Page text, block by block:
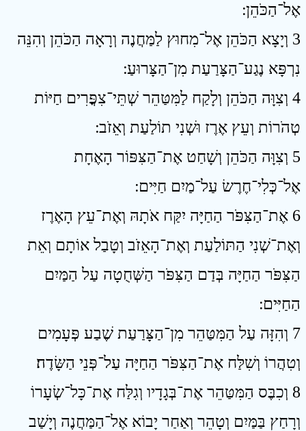
אֶל־הַכֹּהֵן ׃
3 וְיָצָא הַכֹּהֵן אֶל־מִחוּץ לַמַּחֲנֶה וְרָאָה הַכֹּהֵן וְהִנֵּה
נִרְפָּא נֶגַע־הַצָּרַעַת מִן־הַצָּרוּעַ ׃
4 וְצִוָּה הַכֹּהֵן וְלָקַח לַמִּטַּהֵר שְׁתֵּי־צִפֳּרִים חַיּוֹת
טְהֹרוֹת וְעֵץ אֶרֶז וּשְׁנִי תוֹלַעַת וְאֵזֹב ׃
5 וְצִוָּה הַכֹּהֵן וְשָׁחַט אֶת־הַצִּפּוֹר הָאֶחָת
אֶל־כְּלִי־חֶרֶשׂ עַל־מַיִם חַיִּים ׃
6 אֶת־הַצִּפֹּר הַחַיָּה יִקַּח אֹתָהּ וְאֶת־עֵץ הָאֶרֶז
וְאֶת־שְׁנִי הַתּוֹלַעַת וְאֶת־הָאֵזֹב וְטָבַל אוֹתָם וְאֵת
הַצִּפֹּר הַחַיָּה בְּדַם הַצִּפֹּר הַשְּׁחֻטָה עַל הַמַּיִם
הַחַיִּים ׃
7 וְהִזָּה עַל הַמִּטַּהֵר מִן־הַצָּרַעַת שֶׁבַע פְּעָמִים
וְטִהֲרוֹ וְשִׁלַּח אֶת־הַצִּפֹּר הַחַיָּה עַל־פְּנֵי הַשָּׂדֶה׃
8 וְכִבֶּס הַמִּטַּהֵר אֶת־בְּגָדָיו וְגִלַּח אֶת־כָּל־שְׂעָרוֹ
וְרָחַץ בַּמַּיִם וְטָהֵר וְאַחַר יָבוֹא אֶל־הַמַּחֲנֶה וְיָשַׁב